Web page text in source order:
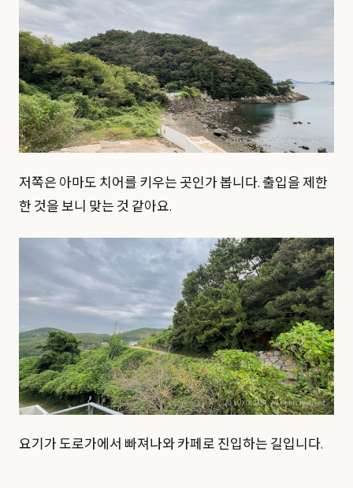
저쪽은 아마도 치어를 키우는 곳인가 봅니다. 출입을 제한
한 것을 보니 맞는 것 같아요.
요기가 도로가에서 빠져나와 카페로 진입하는 길입니다.